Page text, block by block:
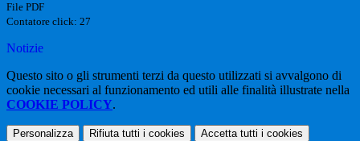
File PDF
Contatore click: 27
Notizie
Questo sito o gli strumenti terzi da questo utilizzati si avvalgono di
cookie necessari al funzionamento ed utili alle finalità illustrate nella
COOKIE POLICY.
Personalizza Rifiuta tutti i cookies Accetta tutti i cookies